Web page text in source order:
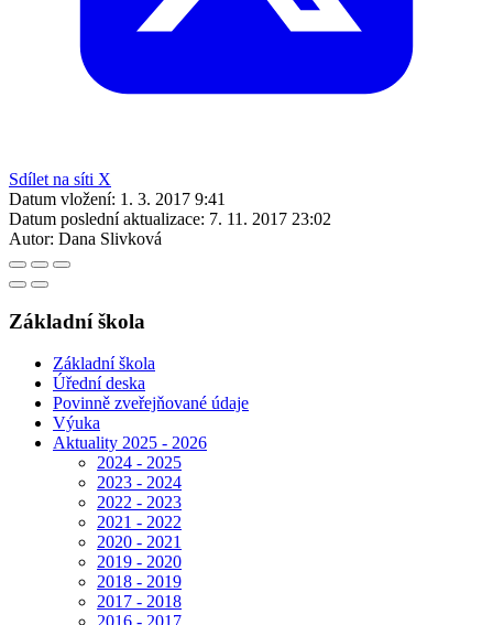
Sdílet na síti X
Datum vložení: 1. 3. 2017 9:41
Datum poslední aktualizace: 7. 11. 2017 23:02
Autor: Dana Slivková
Základní škola
Základní škola
Úřední deska
Povinně zveřejňované údaje
Výuka
Aktuality 2025 - 2026
2024 - 2025
2023 - 2024
2022 - 2023
2021 - 2022
2020 - 2021
2019 - 2020
2018 - 2019
2017 - 2018